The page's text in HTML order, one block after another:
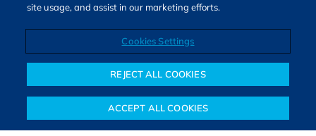
Notícias Colunistas Objetivos financeiros Investimentos Mais
O Bora Investir, site de notícias e educação financeira da B3,
oferece notícias e conteúdos especializados sobre o mercado
composta por especialistas, o site proporciona aprendizado
sólido e confiável, além de artigos de parceiros que ampliam
site usage, and assist in our marketing efforts.
Cookies Settings
REJECT ALL COOKIES
ACCEPT ALL COOKIES